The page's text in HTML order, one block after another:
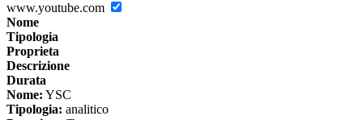
www.youtube.com
Nome
Tipologia
Proprieta
Descrizione
Durata
Nome: YSC
Tipologia: analitico